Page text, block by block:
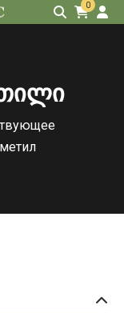
0